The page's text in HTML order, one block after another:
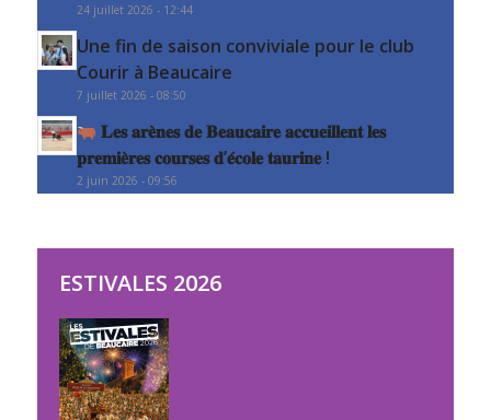
24 juillet 2026 - 12:44
Une fin de saison conviviale pour le club
Courir à Beaucaire
7 juillet 2026 - 08:50
𝐋𝐞𝐬 𝐚𝐫𝐞̀𝐧𝐞𝐬 𝐝𝐞 𝐁𝐞𝐚𝐮𝐜𝐚𝐢𝐫𝐞 𝐚𝐜𝐜𝐮𝐞𝐢𝐥𝐥𝐞𝐧𝐭 𝐥𝐞𝐬
𝐩𝐫𝐞𝐦𝐢𝐞̀𝐫𝐞𝐬 𝐜𝐨𝐮𝐫𝐬𝐞𝐬 𝐝’𝐞́𝐜𝐨𝐥𝐞 𝐭𝐚𝐮𝐫𝐢𝐧𝐞 !
2 juin 2026 - 09:56
ESTIVALES 2026